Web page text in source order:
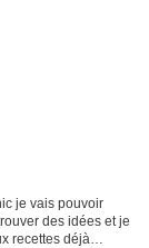
je vais pouvoir
des idées et je
recettes déjà